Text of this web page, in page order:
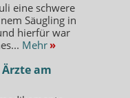
eine schwere
Säugling in
hierfür war
Mehr »
am